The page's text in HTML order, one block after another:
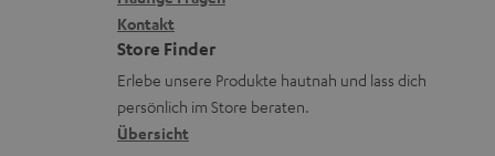
a
n
d
G
a
r
a
n
R
ü
c
k
i
k
o
n
t
d
a
t
Kontakt
Store Finder
Erlebe unsere Produkte hautnah und lass dich
persönlich im Store beraten.
Übersicht